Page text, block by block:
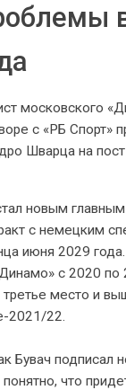
московского
с «РБ Спорт»
Шварца на пост
новым
с немецким
июня 2029
с 2020 по
место и
2021/22.
Бувач подписал
что